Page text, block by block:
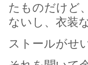
たものだけど
ないし、衣装
ストールがせ